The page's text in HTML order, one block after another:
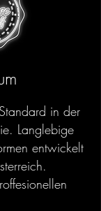
in der
Langlebige
entwickelt